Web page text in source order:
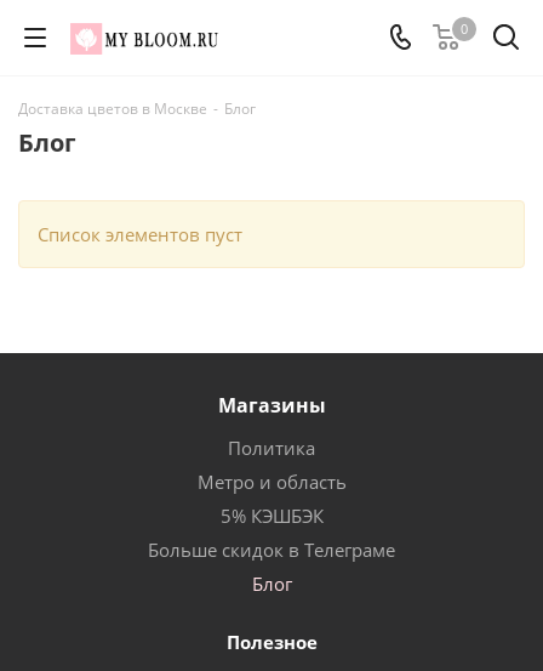
0
Доставка цветов в Москве - Блог
Блог
Список элементов пуст
Магазины
Политика
Метро и область
5% КЭШБЭК
Больше скидок в Телеграме
Блог
Полезное